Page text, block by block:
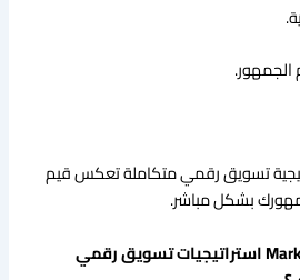
الجمهور.
تسويق رقمي متكاملة تعكس قيم
بشكل مباشر.
كيف تبني Marketing Builders استراتيجيات تسويق رقمي